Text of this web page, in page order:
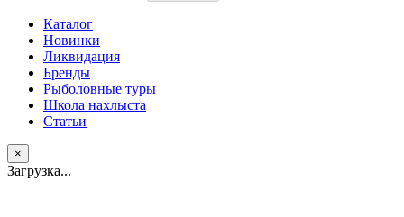
Каталог
Новинки
Ликвидация
Бренды
Рыболовные туры
Школа нахлыста
Статьи
×
Загрузка...